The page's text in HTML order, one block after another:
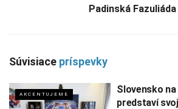
Padinská Fazuliáda
Súvisiace príspevky
AKCENTUJEME
Slovensko na
predstaví